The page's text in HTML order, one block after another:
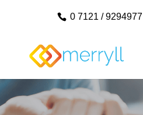
0 7121 / 9294977